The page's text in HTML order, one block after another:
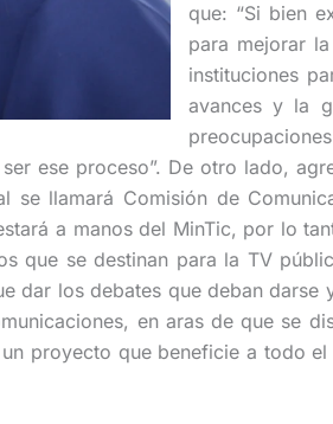
que: “Si bien
para mejorar
instituciones
avances y la
ese proceso”. De otro lado,
se llamará Comisión de
a manos del MinTic, por lo
se destinan para la TV
dar los debates que deban
en aras de que se
proyecto que beneficie a todo